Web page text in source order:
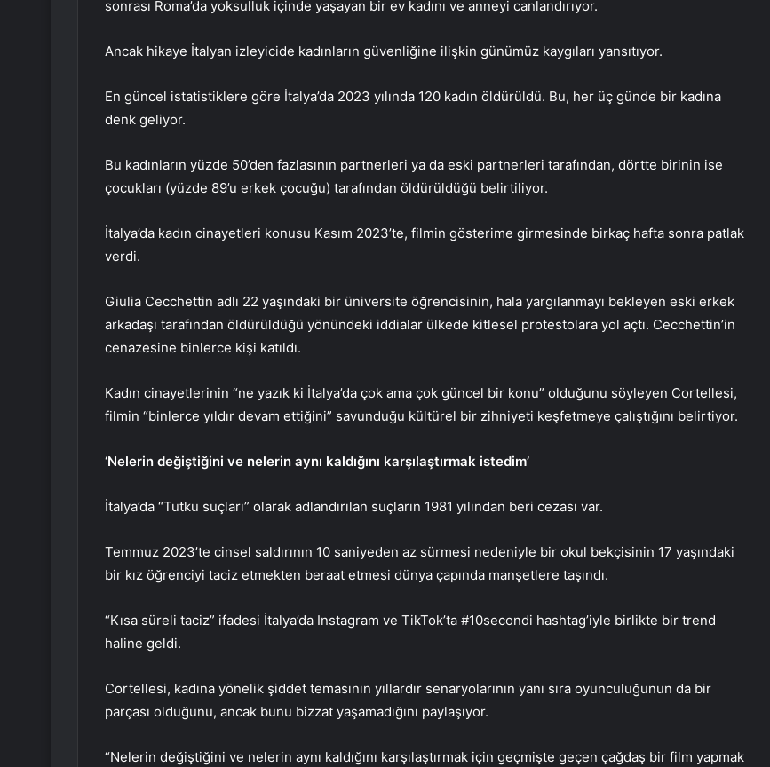
sonrası Roma’da yoksulluk içinde yaşayan bir ev kadını ve anneyi canlandırıyor.
Ancak hikaye İtalyan izleyicide kadınların güvenliğine ilişkin günümüz kaygıları yansıtıyor.
En güncel istatistiklere göre İtalya’da 2023 yılında 120 kadın öldürüldü. Bu, her üç günde bir kadına
denk geliyor.
Bu kadınların yüzde 50’den fazlasının partnerleri ya da eski partnerleri tarafından, dörtte birinin ise
çocukları (yüzde 89’u erkek çocuğu) tarafından öldürüldüğü belirtiliyor.
İtalya’da kadın cinayetleri konusu Kasım 2023’te, filmin gösterime girmesinde birkaç hafta sonra patlak
verdi.
Giulia Cecchettin adlı 22 yaşındaki bir üniversite öğrencisinin, hala yargılanmayı bekleyen eski erkek
arkadaşı tarafından öldürüldüğü yönündeki iddialar ülkede kitlesel protestolara yol açtı. Cecchettin’in
cenazesine binlerce kişi katıldı.
Kadın cinayetlerinin “ne yazık ki İtalya’da çok ama çok güncel bir konu” olduğunu söyleyen Cortellesi,
filmin “binlerce yıldır devam ettiğini” savunduğu kültürel bir zihniyeti keşfetmeye çalıştığını belirtiyor.
‘Nelerin değiştiğini ve nelerin aynı kaldığını karşılaştırmak istedim’
İtalya’da “Tutku suçları” olarak adlandırılan suçların 1981 yılından beri cezası var.
Temmuz 2023’te cinsel saldırının 10 saniyeden az sürmesi nedeniyle bir okul bekçisinin 17 yaşındaki
bir kız öğrenciyi taciz etmekten beraat etmesi dünya çapında manşetlere taşındı.
“Kısa süreli taciz” ifadesi İtalya’da Instagram ve TikTok’ta #10secondi hashtag’iyle birlikte bir trend
haline geldi.
Cortellesi, kadına yönelik şiddet temasının yıllardır senaryolarının yanı sıra oyunculuğunun da bir
parçası olduğunu, ancak bunu bizzat yaşamadığını paylaşıyor.
“Nelerin değiştiğini ve nelerin aynı kaldığını karşılaştırmak için geçmişte geçen çağdaş bir film yapmak